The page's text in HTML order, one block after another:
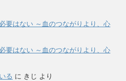
要はない ～血のつながりより、心
要はない ～血のつながりより、心
る に きじ より